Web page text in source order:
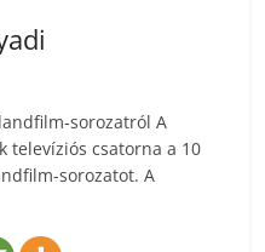
sorozatról A
televíziós csatorna a 10
sorozatot. A